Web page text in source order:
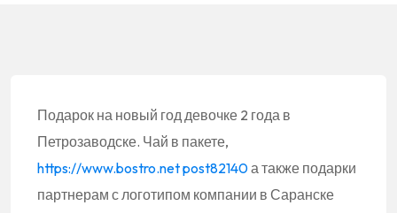
Подарок на новый год девочке 2 года в
Петрозаводске. Чай в пакете,
https://www.bostro.netpost82140а также подарки
партнерам с логотипом компании в Саранске